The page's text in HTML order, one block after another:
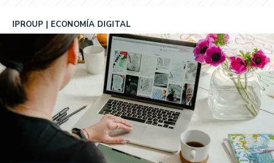
IPROUP ECONOMÍA DIGITAL